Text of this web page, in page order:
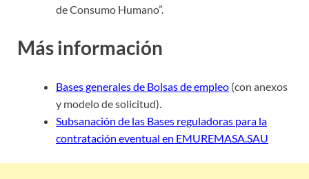
de Consumo Humano”.
Más información
Bases generales de Bolsas de empleo (con anexos
y modelo de solicitud).
Subsanación de las Bases reguladoras para la
contratación eventual en EMUREMASA.SAU